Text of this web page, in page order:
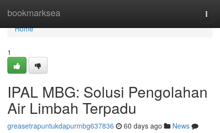
bookmarksea
Home
Home
1
IPAL MBG: Solusi Pengolahan
Air Limbah Terpadu
greasetrapuntukdapurmbg637836 60 days ago
News